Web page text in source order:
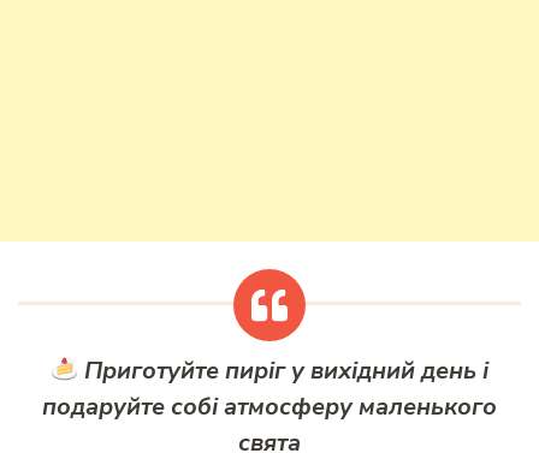
Приготуйте пиріг у вихідний день і
подаруйте собі атмосферу маленького
свята